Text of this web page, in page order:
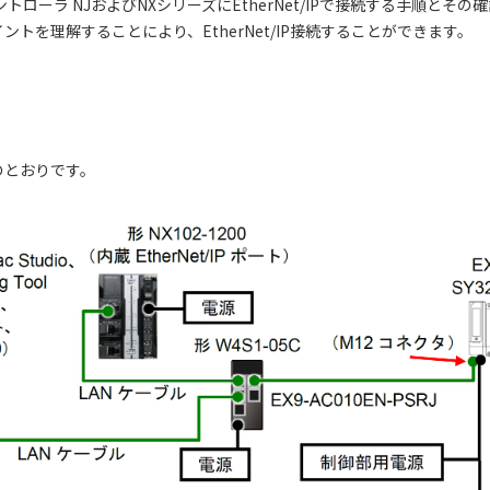
トローラ NJおよびNXシリーズにEtherNet/IPで接続する手順とその
トを理解することにより、EtherNet/IP接続することができます。
おりです。